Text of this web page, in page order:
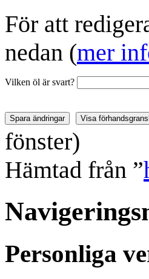
För att
nedan (mer
Vilken öl är svart?
fönster)
Hämtad från ”
Personliga